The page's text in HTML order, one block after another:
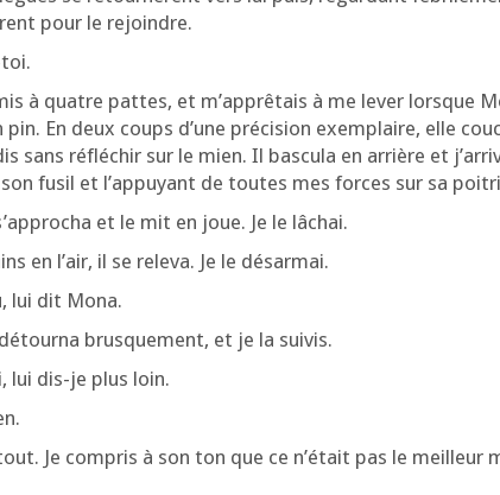
pour le rejoindre.
à quatre pattes, et m’ap­prê­tais à me lever lorsque
pin. En deux coups d’une pré­ci­sion exem­plaire, elle
sans réflé­chir sur le mien. Il bas­cu­la en arrière et
fusil et l’ap­puyant de toutes mes forces sur sa
et le mit en joue. Je le lâchai.
en l’air, il se rele­va. Je le désarmai.
lui dit Mona.
brus­que­ment, et je la suivis.
lui dis-je plus loin.
Je com­pris à son ton que ce n’é­tait pas le meilleur